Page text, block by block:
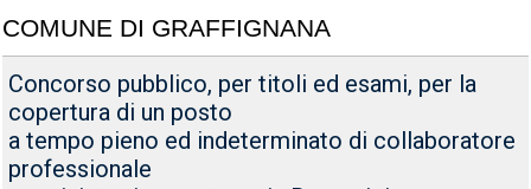
COMUNE DI GRAFFIGNANA
Concorso pubblico, per titoli ed esami, per la
copertura di un posto
a tempo pieno ed indeterminato di collaboratore
professionale